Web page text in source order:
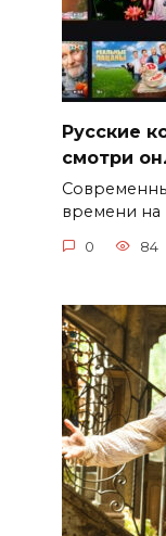
Русские
смотри
времени на
0 84